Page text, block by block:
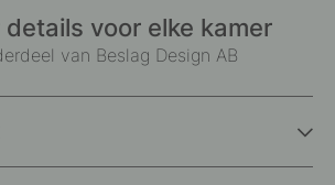
details voor elke kamer
van Beslag Design AB